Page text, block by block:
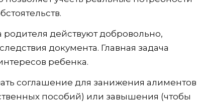
родителя действуют добровольно,
документа. Главная задача
ребенка.
соглашение для занижения алиментов
пособий) или завышения (чтобы